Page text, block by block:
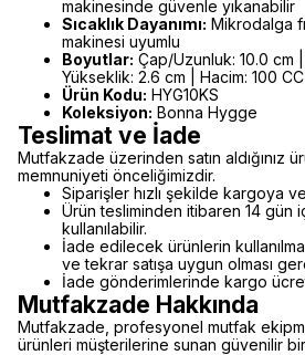
makinesinde güvenle yıkanabilir
Sıcaklık Dayanımı: Mikrodalga
makinesi uyumlu
Boyutlar: Çap/Uzunluk: 10.0 cm |
Yükseklik: 2.6 cm | Hacim: 100 CC
Ürün Kodu: HYG10KS
Koleksiyon: Bonna Hygge
Teslimat ve İade
Mutfakzade üzerinden satın aldığınız
memnuniyeti önceliğimizdir.
Siparişler hızlı şekilde kargoya
Ürün tesliminden itibaren 14 gün
kullanılabilir.
İade edilecek ürünlerin
ve tekrar satışa uygun olması
İade gönderimlerinde kargo ücreti
Mutfakzade Hakkında
Mutfakzade, profesyonel mutfak
ürünleri müşterilerine sunan güvenilir bir